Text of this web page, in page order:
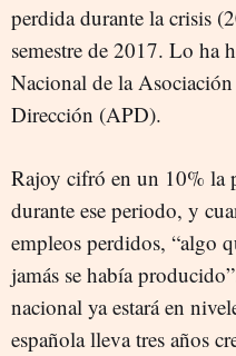
perdida durante la crisis
semestre de 2017. Lo ha
Nacional de la
Dirección (APD).
Rajoy cifró en un 10% la
durante ese periodo, y
empleos perdidos, “algo
jamás se había
nacional ya estará en
española lleva tres años